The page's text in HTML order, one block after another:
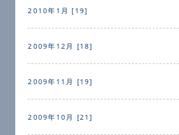
2010年1月 [19]
2009年12月 [18]
2009年11月 [19]
2009年10月 [21]